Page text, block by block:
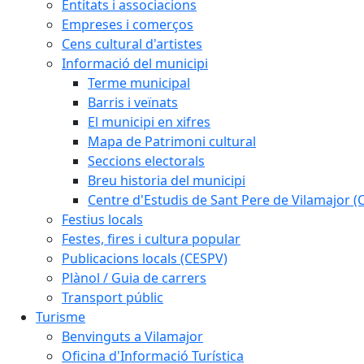
Entitats i associacions
Empreses i comerços
Cens cultural d'artistes
Informació del municipi
Terme municipal
Barris i veïnats
El municipi en xifres
Mapa de Patrimoni cultural
Seccions electorals
Breu historia del municipi
Centre d'Estudis de Sant Pere de Vilamajor
Festius locals
Festes, fires i cultura popular
Publicacions locals (CESPV)
Plànol / Guia de carrers
Transport públic
Turisme
Benvinguts a Vilamajor
Oficina d'Informació Turística